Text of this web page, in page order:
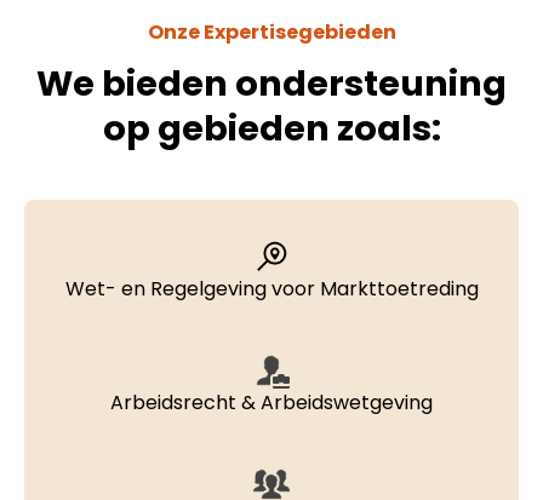
Onze Expertisegebieden
We bieden ondersteuning
op gebieden zoals:
Wet- en Regelgeving voor Markttoetreding
Arbeidsrecht & Arbeidswetgeving